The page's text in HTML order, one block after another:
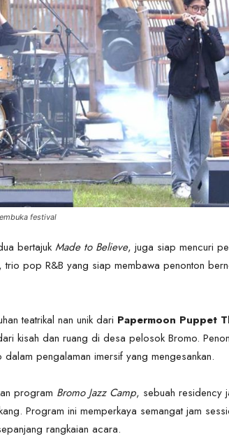
festival
bertajuk Made to Believe, juga siap mencuri
, trio pop R&B yang siap membawa penonton
teatrikal nan unik dari Papermoon Puppet
kisah dan ruang di desa pelosok Bromo.
pengalaman imersif yang mengesankan.
program Bromo Jazz Camp, sebuah residency
Program ini memperkaya semangat jam
rangkaian acara.